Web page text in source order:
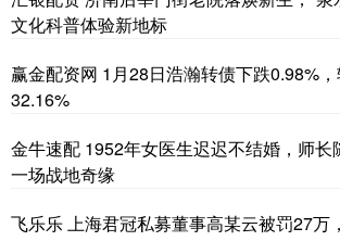
文化科普体验新地标
赢金配资网 1月28日浩瀚转债下跌0.98%
32.16%
金牛速配 1952年女医生迟迟不结婚，师长
一场战地奇缘
飞乐乐 上海君冠私募董事高某云被罚27万